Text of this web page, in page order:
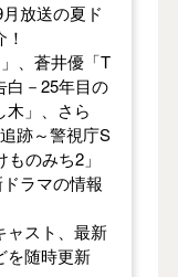
放送の夏ド
、蒼井優「T
白－25年目の
木」、さら
跡～警視庁S
のみち2」
ラマの情報
ャスト、最新
を随時更新